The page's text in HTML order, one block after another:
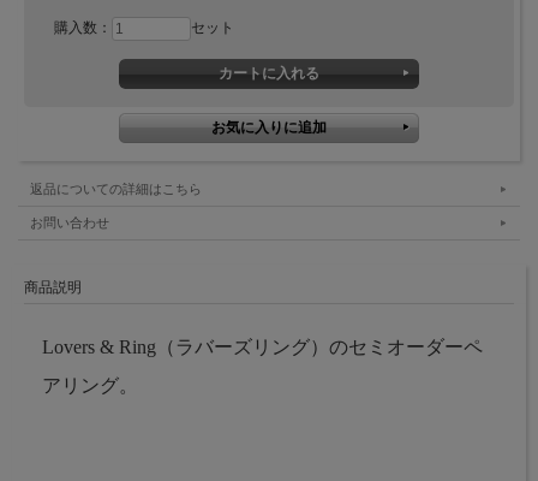
購入数： セット
返品についての詳細はこちら
お問い合わせ
商品説明
Lovers & Ring（ラバーズリング）のセミオーダーペ
アリング。